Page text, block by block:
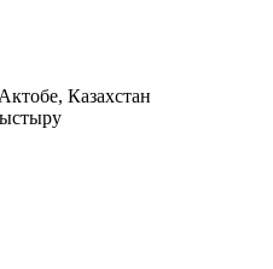
Казахстан